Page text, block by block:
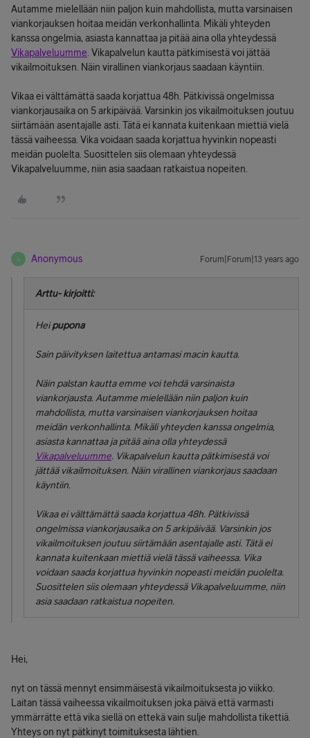
Autamme mielellään niin paljon kuin mahdollista, mutta varsinaisen
viankorjauksen hoitaa meidän verkonhallinta. Mikäli yhteyden
kanssa ongelmia, asiasta kannattaa ja pitää aina olla yhteydessä
Vikapalveluumme . Vikapalvelun kautta pätkimisestä voi jättää
vikailmoituksen. Näin virallinen viankorjaus saadaan käyntiin.
Vikaa ei välttämättä saada korjattua 48h. Pätkivissä ongelmissa
viankorjausaika on 5 arkipäivää. Varsinkin jos vikailmoituksen joutuu
siirtämään asentajalle asti. Tätä ei kannata kuitenkaan miettiä vielä
tässä vaiheessa. Vika voidaan saada korjattua hyvinkin nopeasti
meidän puolelta. Suosittelen siis olemaan yhteydessä
Vikapalveluumme, niin asia saadaan ratkaistua nopeiten.
A Anonymous Forum|Forum|13 years ago
Arttu- kirjoitti:
Heipupona
Sain päivityksen laitettua antamasi macin kautta.
Näin palstan kautta emme voi tehdä varsinaista
viankorjausta. Autamme mielellään niin paljon kuin
mahdollista, mutta varsinaisen viankorjauksen hoitaa
meidän verkonhallinta. Mikäli yhteyden kanssa ongelmia,
asiasta kannattaa ja pitää aina olla yhteydessä
Vikapalveluumme. Vikapalvelun kautta pätkimisestä voi
jättää vikailmoituksen. Näin virallinen viankorjaus saadaan
käyntiin.
Vikaa ei välttämättä saada korjattua 48h. Pätkivissä
ongelmissa viankorjausaika on 5 arkipäivää. Varsinkin jos
vikailmoituksen joutuu siirtämään asentajalle asti. Tätä ei
kannata kuitenkaan miettiä vielä tässä vaiheessa. Vika
voidaan saada korjattua hyvinkin nopeasti meidän puolelta.
Suosittelen siis olemaan yhteydessä Vikapalveluumme, niin
asia saadaan ratkaistua nopeiten.
Hei,
nyt on tässä mennyt ensimmäisestä vikailmoituksesta jo viikko.
Laitan tässä vaiheessa vikailmoituksen joka päivä että varmasti
ymmärrätte että vika siellä on ettekä vain sulje mahdollista tikettiä.
Yhteys on nyt pätkinyt toimituksesta lähtien.